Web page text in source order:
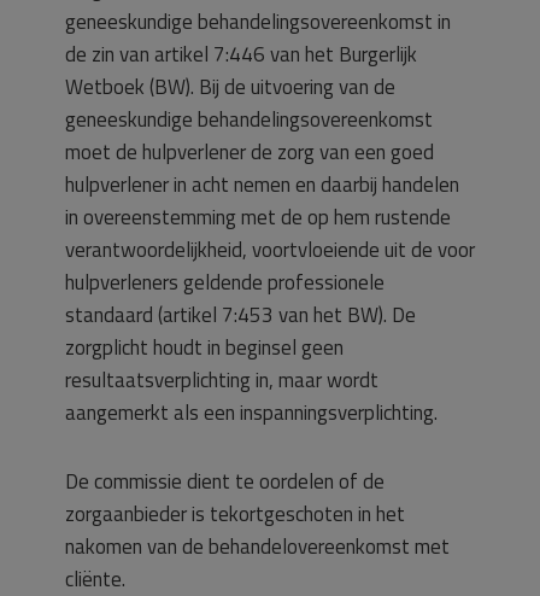
geneeskundige behandelingsovereenkomst in
de zin van artikel 7:446 van het Burgerlijk
Wetboek (BW). Bij de uitvoering van de
geneeskundige behandelingsovereenkomst
moet de hulpverlener de zorg van een goed
hulpverlener in acht nemen en daarbij handelen
in overeenstemming met de op hem rustende
verantwoordelijkheid, voortvloeiende uit de voor
hulpverleners geldende professionele
standaard (artikel 7:453 van het BW). De
zorgplicht houdt in beginsel geen
resultaatsverplichting in, maar wordt
aangemerkt als een inspanningsverplichting.
De commissie dient te oordelen of de
zorgaanbieder is tekortgeschoten in het
nakomen van de behandelovereenkomst met
cliënte.